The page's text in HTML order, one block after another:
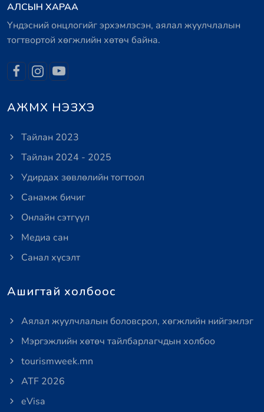
АЛСЫН ХАРАА
Үндэсний онцлогийг эрхэмлэсэн, аялал жуулчлалын
тогтвортой хөгжлийн хөтөч байна.
АЖМХ НЭЗХЭ
Тайлан 2023
Тайлан 2024 - 2025
Удирдах зөвлөлийн тогтоол
Санамж бичиг
Онлайн сэтгүүл
Медиа сан
Санал хүсэлт
Ашигтай холбоос
Аялал жуулчлалын боловсрол, хөгжлийн нийгэмлэг
Мэргэжлийн хөтөч тайлбарлагчдын холбоо
tourismweek.mn
ATF 2026
eVisa